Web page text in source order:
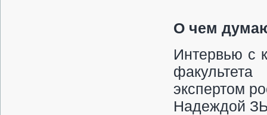
О чем
Интервью с
экспертом
Надеждой